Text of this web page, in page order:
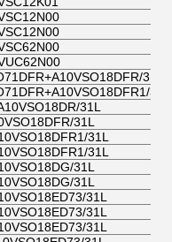
31L
31L
31L
31L
31L
31L
31L
31L
31L
31L
31L